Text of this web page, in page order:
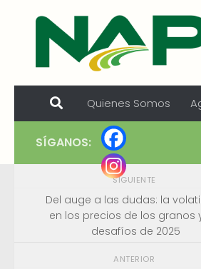
Skip to content
Quienes Somos
SÍGANOS:
SIGUIENTE
Del auge a las dudas: la
en los precios de los granos
desafíos de 2025
ANTERIOR